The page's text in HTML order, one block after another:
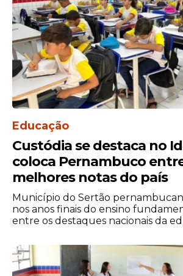
Educação
Custódia se destaca no
coloca Pernambuco
melhores notas do país
Município do Sertão
nos anos finais do ensino
entre os destaques nacionais da